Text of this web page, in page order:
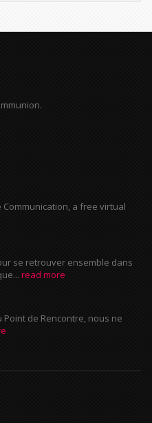
a free virtual
se retrouver ensemble dans
read more
Point de Rencontre, nous ne